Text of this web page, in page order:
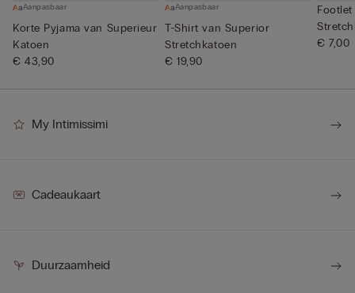
Aanpasbaar
Korte Pyjama van Superieur
Katoen
€ 43,90
Aanpasbaar
T-Shirt van Superior
Stretchkatoen
€ 19,90
€ 7,00
My Intimissimi
Cadeaukaart
Duurzaamheid